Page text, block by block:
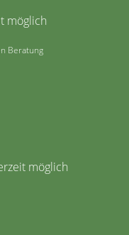
möglich
Beratung
möglich